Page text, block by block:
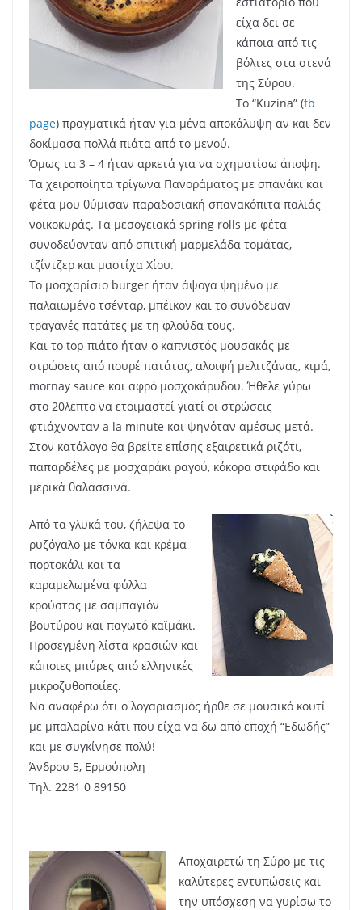
είχα δει σε
κάποια από τις
βόλτες στα στενά
της Σύρου.
Το “Kuzina” (fb
page) πραγματικά ήταν για μένα αποκάλυψη αν και δεν
δοκίμασα πολλά πιάτα από το μενού.
Όμως τα 3 – 4 ήταν αρκετά για να σχηματίσω άποψη.
Τα χειροποίητα τρίγωνα Πανοράματος με σπανάκι και
φέτα μου θύμισαν παραδοσιακή σπανακόπιτα παλιάς
νοικοκυράς. Τα μεσογειακά spring rolls με φέτα
συνοδεύονταν από σπιτική μαρμελάδα τομάτας,
τζίντζερ και μαστίχα Χίου.
Το μοσχαρίσιο burger ήταν άψογα ψημένο με
παλαιωμένο τσένταρ, μπέικον και το συνόδευαν
τραγανές πατάτες με τη φλούδα τους.
Και το top πιάτο ήταν ο καπνιστός μουσακάς με
στρώσεις από πουρέ πατάτας, αλοιφή μελιτζάνας, κιμά,
mornay sauce και αφρό μοσχοκάρυδου. Ήθελε γύρω
στο 20λεπτο να ετοιμαστεί γιατί οι στρώσεις
φτιάχνονταν a la minute και ψηνόταν αμέσως μετά.
Στον κατάλογο θα βρείτε επίσης εξαιρετικά ριζότι,
παπαρδέλες με μοσχαράκι ραγού, κόκορα στιφάδο και
μερικά θαλασσινά.
Από τα γλυκά του, ζήλεψα το
ρυζόγαλο με τόνκα και κρέμα
πορτοκάλι και τα
καραμελωμένα φύλλα
κρούστας με σαμπαγιόν
βουτύρου και παγωτό καϊμάκι.
Προσεγμένη λίστα κρασιών και
κάποιες μπύρες από ελληνικές
μικροζυθοποιίες.
Να αναφέρω ότι ο λογαριασμός ήρθε σε μουσικό κουτί
με μπαλαρίνα κάτι που είχα να δω από εποχή “Εδωδής”
και με συγκίνησε πολύ!
Άνδρου 5, Ερμούπολη
Τηλ. 2281 0 89150
Αποχαιρετώ τη Σύρο με τις
καλύτερες εντυπώσεις και
την υπόσχεση να γυρίσω το